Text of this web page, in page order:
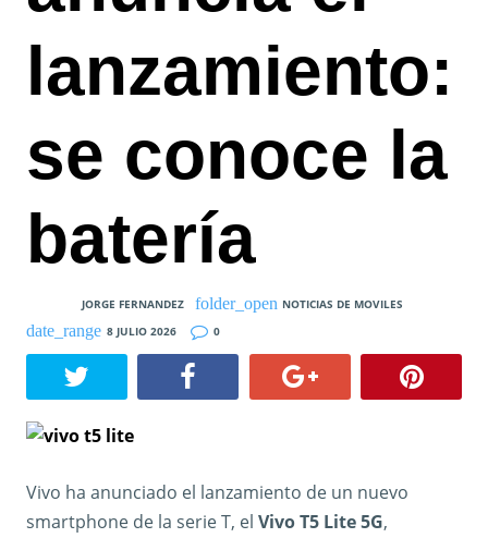
lanzamiento:
se conoce la
batería
JORGE FERNANDEZ
NOTICIAS DE MOVILES
8 JULIO 2026
0
Vivo ha anunciado el lanzamiento de un nuevo
smartphone de la serie T, el Vivo T5 Lite 5G,